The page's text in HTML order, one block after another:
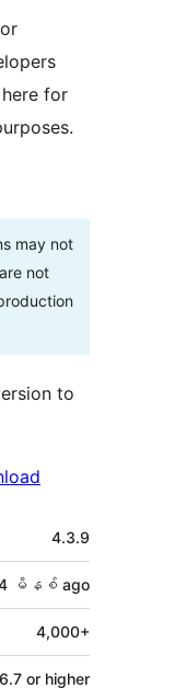
for
may not
not
to
4.3.9
မိနစ် ago
4,000+
6.7 or higher